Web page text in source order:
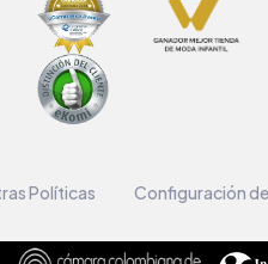
Políticas Configuración